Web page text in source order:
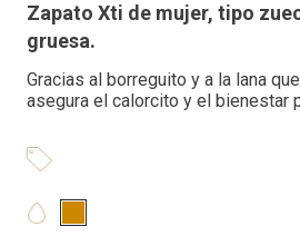
Zapato Xti de mujer, tipo
gruesa.
Gracias al borreguito y a la lana
asegura el calorcito y el bienestar